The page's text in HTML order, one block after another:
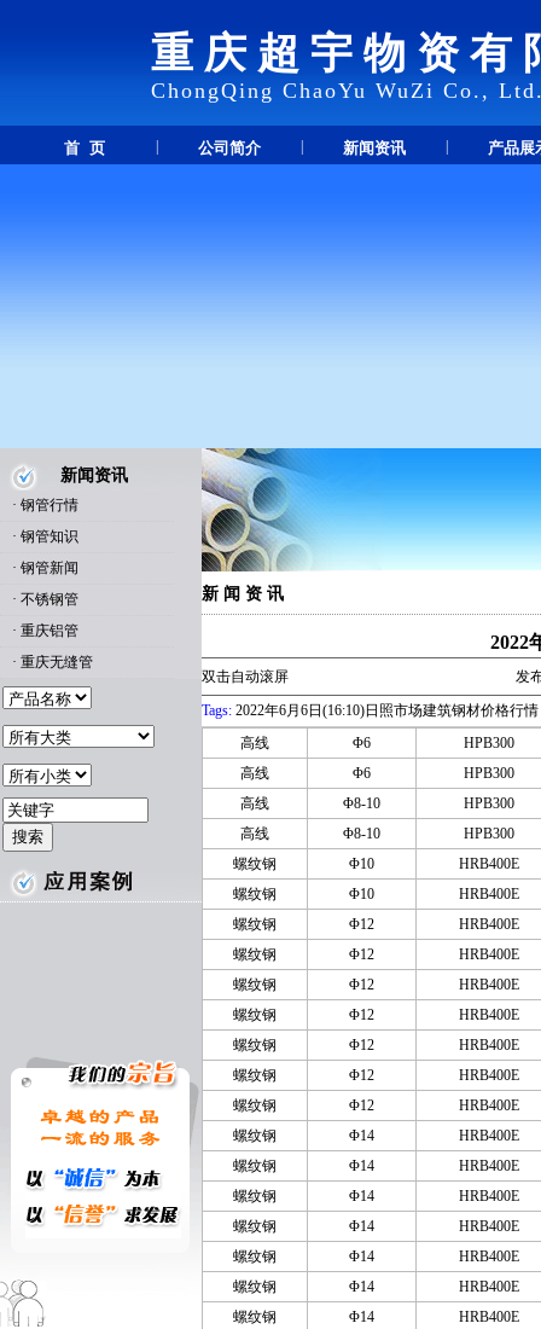
重庆超宇物资有
ChongQing ChaoYu WuZi Co.,
首 页 公司简介 新闻资讯 产品展
新闻资讯
· 钢管行情
· 钢管知识
· 钢管新闻
· 不锈钢管
· 重庆铝管
· 重庆无缝管
新 闻 资 讯
2022
双击自动滚屏
发
Tags: 2022年6月6日(16:10)日照市场建筑钢材价格行情
高线
Φ6
HPB300
高线
Φ6
HPB300
高线
Φ8-10
HPB300
高线
Φ8-10
HPB300
螺纹钢
Φ10
HRB400E
螺纹钢
Φ10
HRB400E
螺纹钢
Φ12
HRB400E
螺纹钢
Φ12
HRB400E
螺纹钢
Φ12
HRB400E
螺纹钢
Φ12
HRB400E
螺纹钢
Φ12
HRB400E
螺纹钢
Φ12
HRB400E
螺纹钢
Φ12
HRB400E
螺纹钢
Φ14
HRB400E
螺纹钢
Φ14
HRB400E
螺纹钢
Φ14
HRB400E
螺纹钢
Φ14
HRB400E
螺纹钢
Φ14
HRB400E
螺纹钢
Φ14
HRB400E
螺纹钢
Φ14
HRB400E